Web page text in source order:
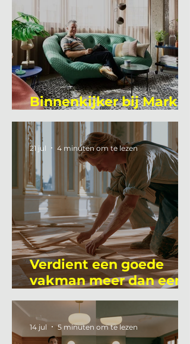
Binnenkijker bij Mark
Mutsaers
Verdient een goede
vakman meer dan een
gemiddelde
academicus?
21 jul 4 minuten om te lezen
14 jul 5 minuten om te lezen